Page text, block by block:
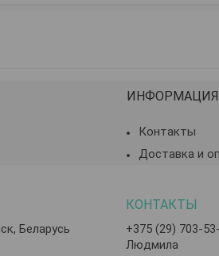
ИНФОРМАЦИЯ
Контакты
Доставка и
Беларусь
+375 (29) 703-
Людмила